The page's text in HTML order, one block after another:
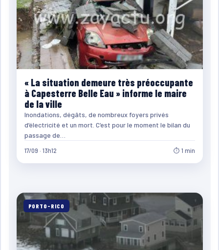
« La situation demeure très préoccupante
à Capesterre Belle Eau » informe le maire
de la ville
Inondations, dégâts, de nombreux foyers privés
d’électricité et un mort. C’est pour le moment le bilan du
passage de…
17/09 · 13h12 ⏱ 1 min
PORTO-RICO